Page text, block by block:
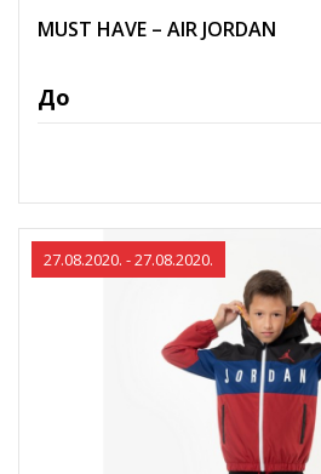
MUST HAVE – AIR JORDAN
До
27.08.2020. - 27.08.2020.